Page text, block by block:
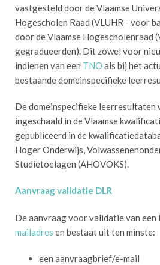
vastgesteld door de Vlaamse
Hogescholen Raad (VLUHR - voor
door de Vlaamse Hogescholenraad
gegradueerden). Dit zowel voor
indienen van een TNO als bij het
bestaande domeinspecifieke
De domeinspecifieke leerresultaten
ingeschaald in de Vlaamse
gepubliceerd in de
Hoger Onderwijs,
Studietoelagen (AHOVOKS).
Aanvraag validatie DLR
De aanvraag voor validatie van een
mailadres en bestaat uit ten minste:
een aanvraagbrief/e-mail